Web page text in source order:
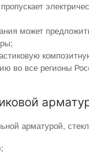
может
во все регионы
арматурой,